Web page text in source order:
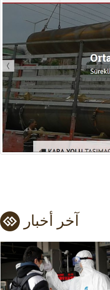
آخر أخبار